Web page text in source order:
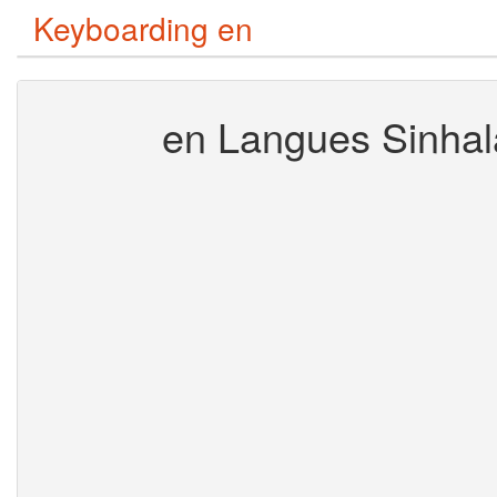
Keyboarding en
en Langues